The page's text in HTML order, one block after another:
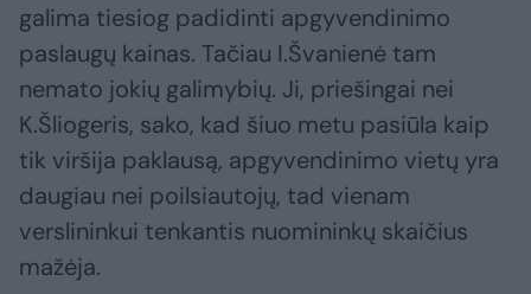
galima tiesiog padidinti apgyvendinimo
paslaugų kainas. Tačiau I.Švanienė tam
nemato jokių galimybių. Ji, priešingai nei
K.Šliogeris, sako, kad šiuo metu pasiūla kaip
tik viršija paklausą, apgyvendinimo vietų yra
daugiau nei poilsiautojų, tad vienam
verslininkui tenkantis nuomininkų skaičius
mažėja.